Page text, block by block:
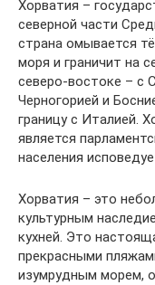
Хорватия –
северной части
страна омывается
моря и граничит на
северо-востоке – с
Черногорией и
границу с Италией.
является
населения
Хорватия – это
культурным
кухней. Это
прекрасными
изумрудным морем,